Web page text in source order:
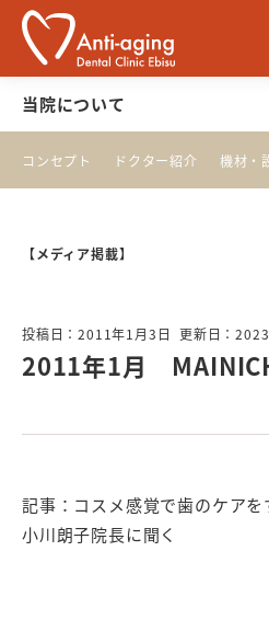
当院について
コンセプト ドクター紹介 機材・
【メディア掲載】
投稿日：2011年1月3日 更新日：
2011年1月
記事：コスメ感覚で歯のケアを
小川朗子院長に聞く